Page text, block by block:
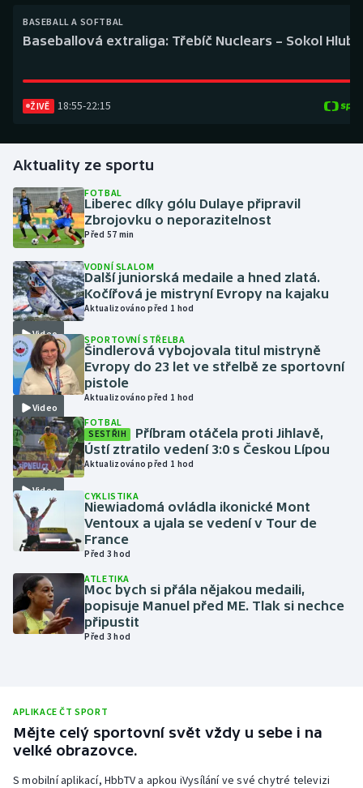
Dostihy
Futsal
Golf
Gymnastika
Házená
Jezdectví
Judo
Krasobruslení
Lezení
Lyže a snowboard
Moderní pětiboj
Motorsport
Olympijské hry
Parasport
Plavání
Rychlobruslení
BASEBALL A SOFTBAL
Baseballová extraliga: Třebíč Nuclears – Sokol
ŽIVĚ 18:55-22:15
Aktuality ze sportu
FOTBAL
Liberec díky gólu Dulaye připravil
Zbrojovku o neporazitelnost
Před 57 min
Video
VODNÍ SLALOM
Další juniorská medaile a hned zlatá.
Kočířová je mistryní Evropy na kajaku
Aktualizováno před 1 hod
Video
SPORTOVNÍ STŘELBA
Šindlerová vybojovala titul mistryně
Evropy do 23 let ve střelbě ze sportovní
pistole
Aktualizováno před 1 hod
Video
FOTBAL
SESTŘIH
Příbram otáčela proti Jihlavě,
Ústí ztratilo vedení 3:0 s Českou Lípou
Aktualizováno před 1 hod
CYKLISTIKA
Niewiadomá ovládla ikonické Mont
Ventoux a ujala se vedení v Tour de
France
Před 3 hod
ATLETIKA
Moc bych si přála nějakou medaili,
popisuje Manuel před ME. Tlak si nechce
připustit
Před 3 hod
APLIKACE ČT SPORT
Mějte celý sportovní svět vždy u sebe i na
velké obrazovce.
S mobilní aplikací, HbbTV a apkou iVysílání ve své chytré televizi